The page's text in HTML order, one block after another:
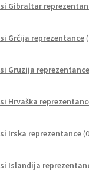
Gibraltar
Grčija reprezentance
Gruzija reprezentance
Hrvaška
Irska reprezentance 0
Islandija